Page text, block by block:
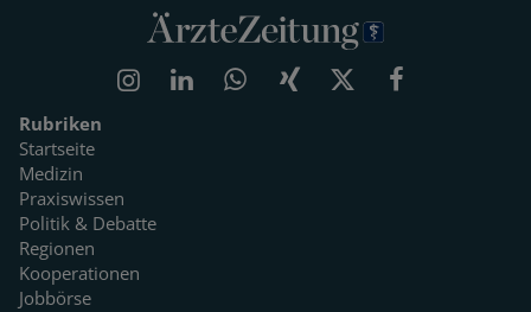
Rubriken
Startseite
Medizin
Praxiswissen
Politik & Debatte
Regionen
Kooperationen
Jobbörse